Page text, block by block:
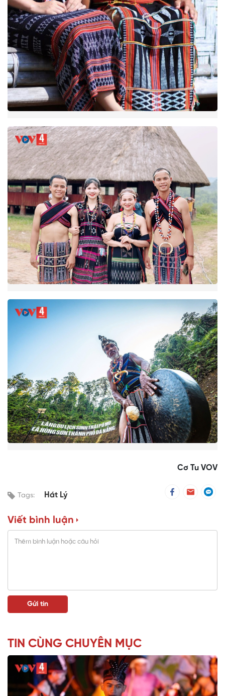
Cơ Tu VOV
Tags: Hát Lý
Viết bình luận
TIN CÙNG CHUYÊN MỤC